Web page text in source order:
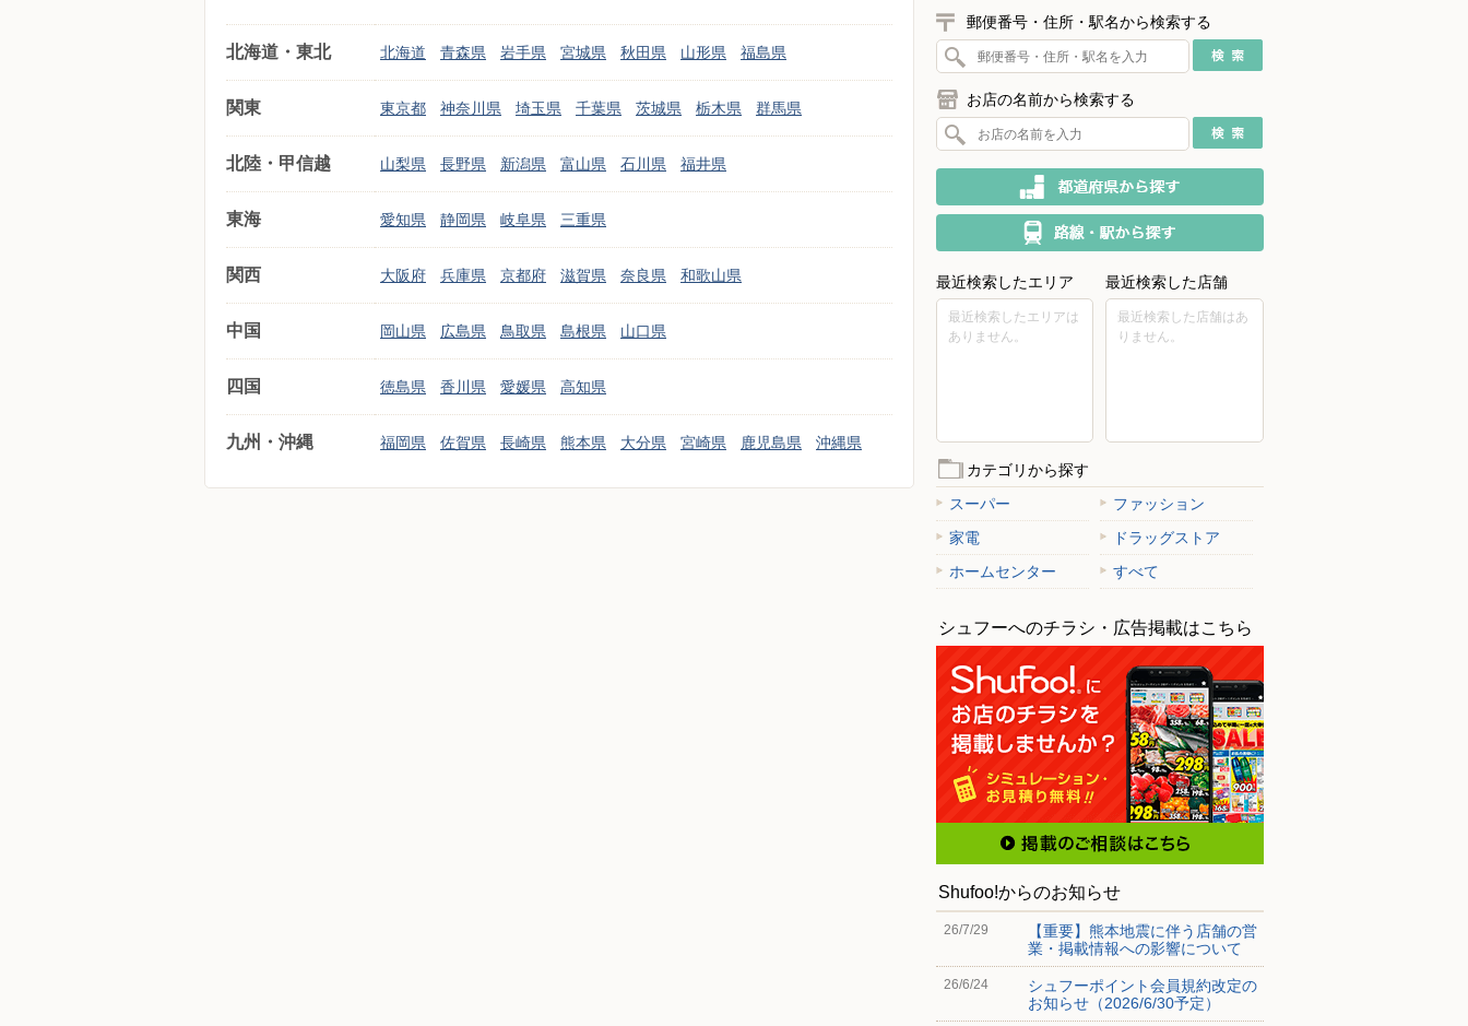
北海道・東北 北海道 青森県 岩手県 宮城県 秋田県 山形県 福島県
関東 東京都 神奈川県 埼玉県 千葉県 茨城県 栃木県 群馬県
北陸・甲信越 山梨県 長野県 新潟県 富山県 石川県 福井県
東海 愛知県 静岡県 岐阜県 三重県
関西 大阪府 兵庫県 京都府 滋賀県 奈良県 和歌山県
中国 岡山県 広島県 鳥取県 島根県 山口県
四国 徳島県 香川県 愛媛県 高知県
九州・沖縄 福岡県 佐賀県 長崎県 熊本県 大分県 宮崎県 鹿児島県 沖縄県
郵便番号・住所・駅名から検索する
お店の名前から検索する
最近検索したエリア
最近検索したエリアは
ありません。
最近検索した店舗
最近検索した店舗はあ
りません。
カテゴリから探す
スーパー
ファッション
家電
ドラッグストア
ホームセンター
すべて
シュフーへのチラシ・広告掲載はこちら
Shufoo!からのお知らせ
26/7/29
【重要】熊本地震に伴う店舗の営
業・掲載情報への影響について
26/6/24
シュフーポイント会員規約改定の
お知らせ（2026/6/30予定）